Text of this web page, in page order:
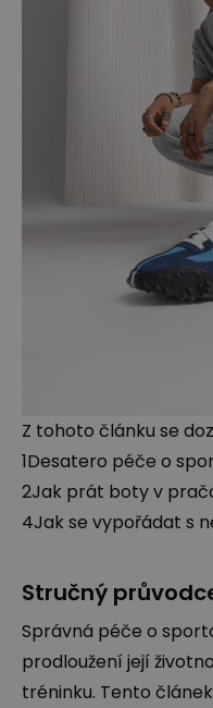
Z tohoto článku se
1Desatero péče o
2Jak prát boty v
4Jak se vypořádat s
Stručný
Správná péče o
prodloužení její
tréninku. Tento